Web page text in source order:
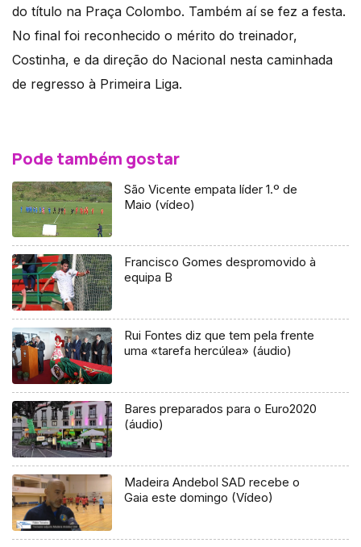
do título na Praça Colombo. Também aí se fez a festa.
No final foi reconhecido o mérito do treinador,
Costinha, e da direção do Nacional nesta caminhada
de regresso à Primeira Liga.
Pode também gostar
São Vicente empata líder 1.º de
Maio (vídeo)
Francisco Gomes despromovido à
equipa B
Rui Fontes diz que tem pela frente
uma «tarefa hercúlea» (áudio)
Bares preparados para o Euro2020
(áudio)
Madeira Andebol SAD recebe o
Gaia este domingo (Vídeo)